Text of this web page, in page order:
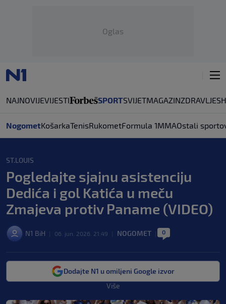
Oglas
NAJNOVIJEVIJESTI SPORTSVIJETMAGAZINZDRAVLJE
NogometKošarkaTenisRukometFormula 1MMAOstali
ST.LOUIS
Pogledajte sjajnu asistenciju
Dedića i gol Katića u meču
Zmajeva protiv Paname (VIDEO)
N1 BiH 06. jun. 2026. 21:49 NOGOMET 0
Dodajte N1 u omiljeni Google izvor
Više